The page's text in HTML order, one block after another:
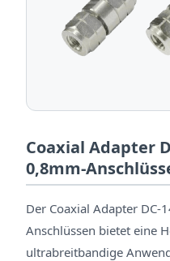
Coaxial Adapter
0,8mm-
Der Coaxial Adapter DC-
Anschlüssen bietet eine
ultrabreitbandige